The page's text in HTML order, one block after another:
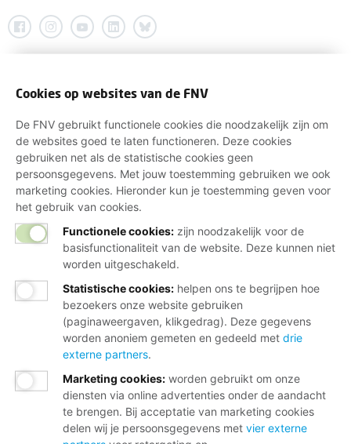
Cookies op websites van de FNV
De FNV gebruikt functionele cookies die noodzakelijk zijn om
de websites goed te laten functioneren. Deze cookies
gebruiken net als de statistische cookies geen
persoonsgegevens. Met jouw toestemming gebruiken we ook
marketing cookies. Hieronder kun je toestemming geven voor
het gebruik van cookies.
Functionele cookies: zijn noodzakelijk voor de
basisfunctionaliteit van de website. Deze kunnen niet
worden uitgeschakeld.
Statistische cookies: helpen ons te begrijpen hoe
bezoekers onze website gebruiken
(paginaweergaven, klikgedrag). Deze gegevens
worden anoniem gemeten en gedeeld met drie
externe partners.
Marketing cookies: worden gebruikt om onze
diensten via online advertenties onder de aandacht
te brengen. Bij acceptatie van marketing cookies
delen wij je persoonsgegevens met vier externe